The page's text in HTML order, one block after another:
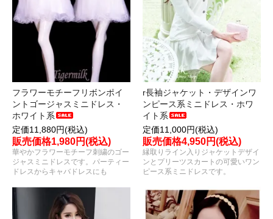
フラワーモチーフリボンポイ
ントゴージャスミニドレス・
ホワイト系
定価11,880円(税込)
販売価格1,980円(税込)
華やかフラワーモチーフ刺繍のゴー
ジャスミニドレスです。パーティー
ドレスからキャバドレスにも
r長袖ジャケット・デザインワ
ンピース系ミニドレス・ホワ
イト系
定価11,000円(税込)
販売価格4,950円(税込)
縁取りライン入りジャケットデザイ
ンとプリーツスカートの可愛いワン
ピース系ミニドレスです。